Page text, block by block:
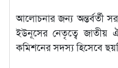
আলোচনার জন্য অন্তর্বর্তী
ইউনূসের নেতৃত্বে
কমিশনের সদস্য হিসেবে